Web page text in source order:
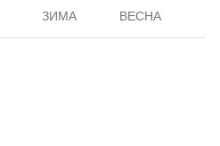
ЗИМА ВЕСНА